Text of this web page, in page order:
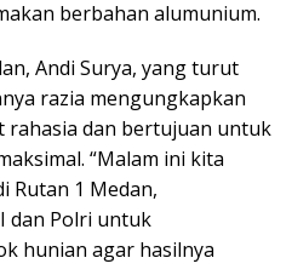
berbahan alumunium.
Andi Surya, yang turut
razia mengungkapkan
rahasia dan bertujuan untuk
“Malam ini kita
Rutan 1 Medan,
dan Polri untuk
hunian agar hasilnya